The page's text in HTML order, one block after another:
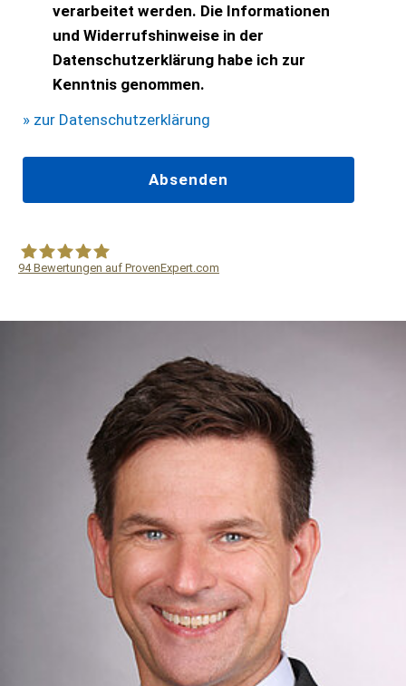
verarbeitet werden. Die Informationen
und Widerrufshinweise in der
Datenschutzerklärung habe ich zur
Kenntnis genommen.
» zur Datenschutzerklärung
94Bewertungen auf ProvenExpert.com